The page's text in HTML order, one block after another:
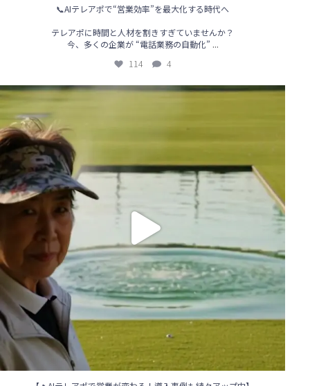
📞AIテレアポで“営業効率”を最大化する時代へ
テレアポに時間と人材を割きすぎていませんか？
今、多くの企業が “電話業務の自動化” ...
114 4
【🔥AIテレアポで営業が変わる！導入事例も続々アップ中】